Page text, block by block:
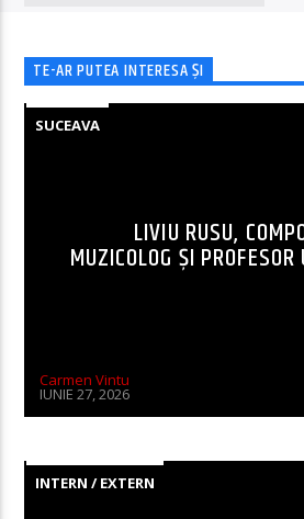
TE-AR PUTEA INTERESA ȘI
SUCEAVA
LIVIU RUSU,
MUZICOLOG ȘI
Carmen Vintu
IUNIE 27, 2026
INTERN / EXTERN